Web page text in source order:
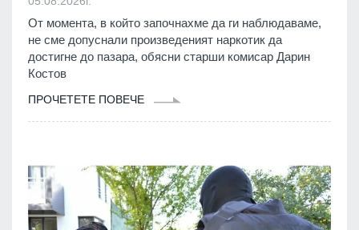
От момента, в който започнахме да ги наблюдаваме,
не сме допуснали произведеният наркотик да
достигне до пазара, обясни старши комисар Дарин
Костов
ПРОЧЕТЕТЕ ПОВЕЧЕ